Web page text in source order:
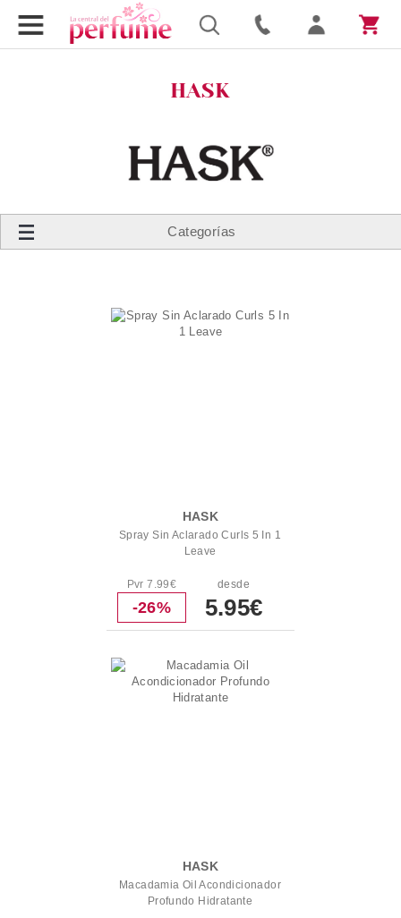
HASK
Categorías
HASK
Spray Sin Aclarado Curls 5 In 1
Leave
Pvr 7.99€
-26%
desde
5.95€
HASK
Macadamia Oil Acondicionador
Profundo Hidratante